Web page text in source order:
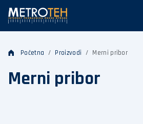
Početna Proizvodi Merni pribor
Merni pribor